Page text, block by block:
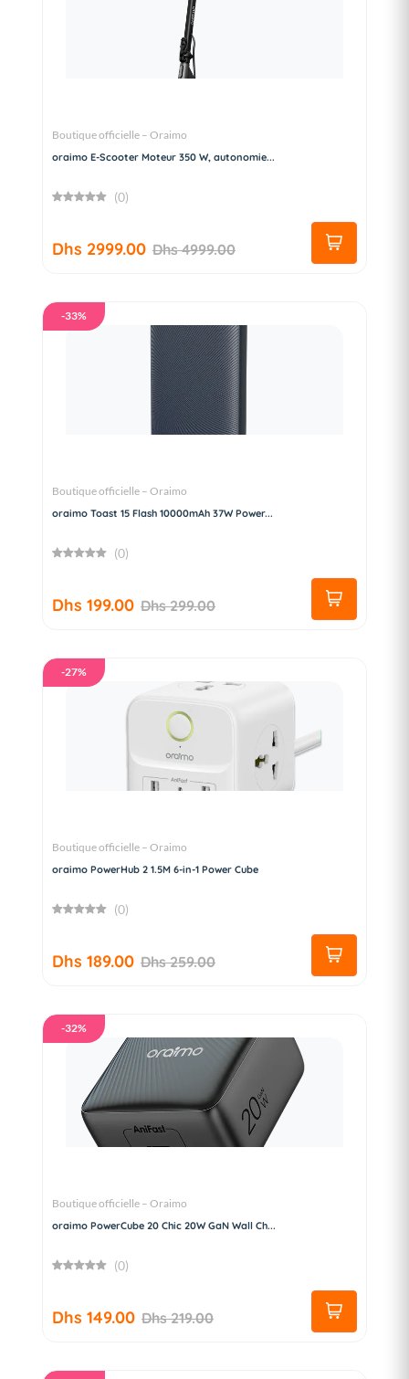
Boutique officielle – Oraimo
oraimo E-Scooter Moteur 350 W, autonomie...
(0)
Dhs 2999.00 Dhs 4999.00
-33%
Boutique officielle – Oraimo
oraimo Toast 15 Flash 10000mAh 37W Power...
(0)
Dhs 199.00 Dhs 299.00
-27%
Boutique officielle – Oraimo
oraimo PowerHub 2 1.5M 6-in-1 Power Cube
(0)
Dhs 189.00 Dhs 259.00
-32%
Boutique officielle – Oraimo
oraimo PowerCube 20 Chic 20W GaN Wall Ch...
(0)
Dhs 149.00 Dhs 219.00